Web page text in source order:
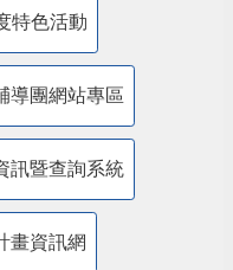
特色活動
導團網站專區
訊暨查詢系統
畫資訊網